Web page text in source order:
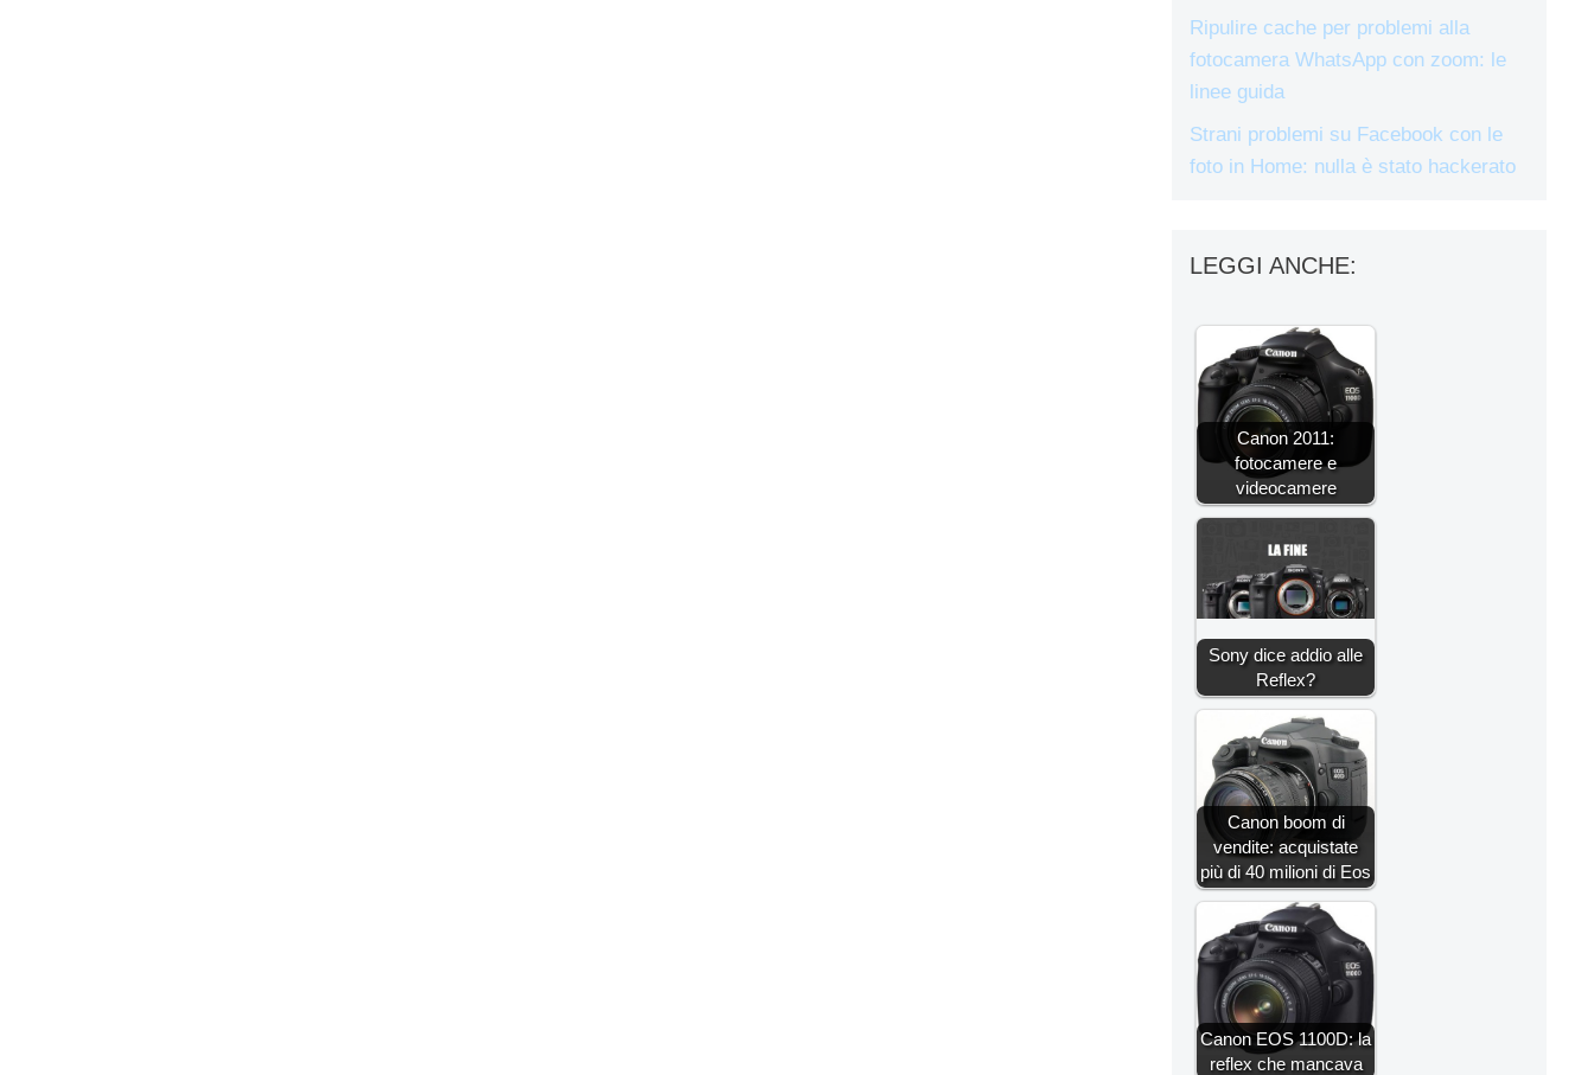
Ripulire cache per problemi alla
fotocamera WhatsApp con zoom: le
linee guida
Strani problemi su Facebook con le
foto in Home: nulla è stato hackerato
LEGGI ANCHE:
Canon 2011:
fotocamere e
videocamere
Sony dice addio alle
Reflex?
Canon boom di
vendite: acquistate
più di 40 milioni di Eos
Canon EOS 1100D: la
reflex che mancava